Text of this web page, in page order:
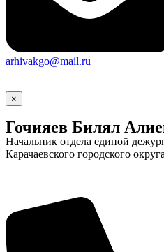
arhivakgo@mail.ru
×
Гочияев Билял
Начальник отдела единой
Карачаевского городского округа